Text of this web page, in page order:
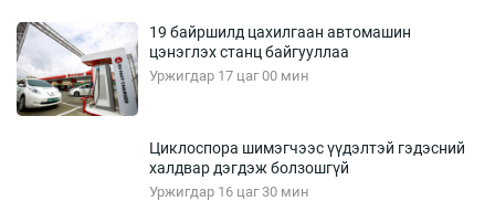
19 байршилд цахилгаан автомашин
цэнэглэх станц байгууллаа
Уржигдар 17 цаг 00 мин
Циклоспора шимэгчээс үүдэлтэй гэдэсний
халдвар дэгдэж болзошгүй
Уржигдар 16 цаг 30 мин